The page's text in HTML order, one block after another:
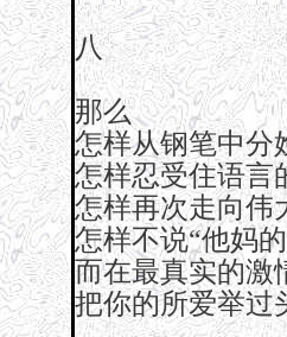
八
那么
怎样从钢笔中分
怎样忍受住语言
怎样再次走向伟
怎样不说“他妈
而在最真实的激
把你的所爱举过